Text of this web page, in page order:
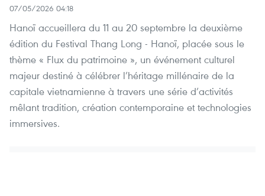
07/05/2026 04:18
Hanoï accueillera du 11 au 20 septembre la deuxième
édition du Festival Thang Long - Hanoï, placée sous le
thème « Flux du patrimoine », un événement culturel
majeur destiné à célébrer l’héritage millénaire de la
capitale vietnamienne à travers une série d’activités
mêlant tradition, création contemporaine et technologies
immersives.